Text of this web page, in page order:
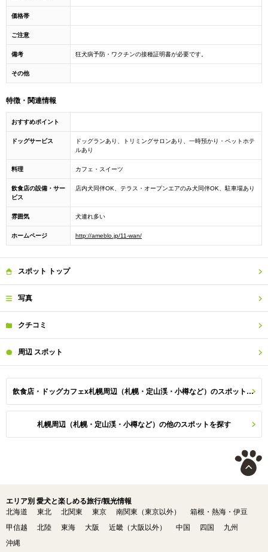
価格帯
ご注意
備考 狂犬病予防・ワクチンの接種証明書が必要です。
その他
特徴・関連情報
おすすめポイント
ドッグサービス
ドッグランあり、トリミングサロンあり、一時預かり・ペットホテ
ルあり
料理 カフェ・スイーツ
飲食店の設備・サー
ビス
店内犬同伴OK、テラス・オープンエアのみ犬同伴OK、駐車場あり
雰囲気 犬連れ多い
ホームページ http://ameblo.jp/11-wan/
スポット トップ
写真
クチコミ
周辺 スポット
飲食店・ドッグカフェx札幌周辺（札幌・定山渓・小樽など）のスポット一覧
札幌周辺（札幌・定山渓・小樽など）の他のスポットを探す
エリア別 愛犬と楽しめる旅行/観光情報
北海道
東北 北関東 東京 南関東（東京以外）
箱根・熱海・伊豆
甲信越
北陸 東海 大阪 近畿（大阪以外） 中国 四国
九州
沖縄